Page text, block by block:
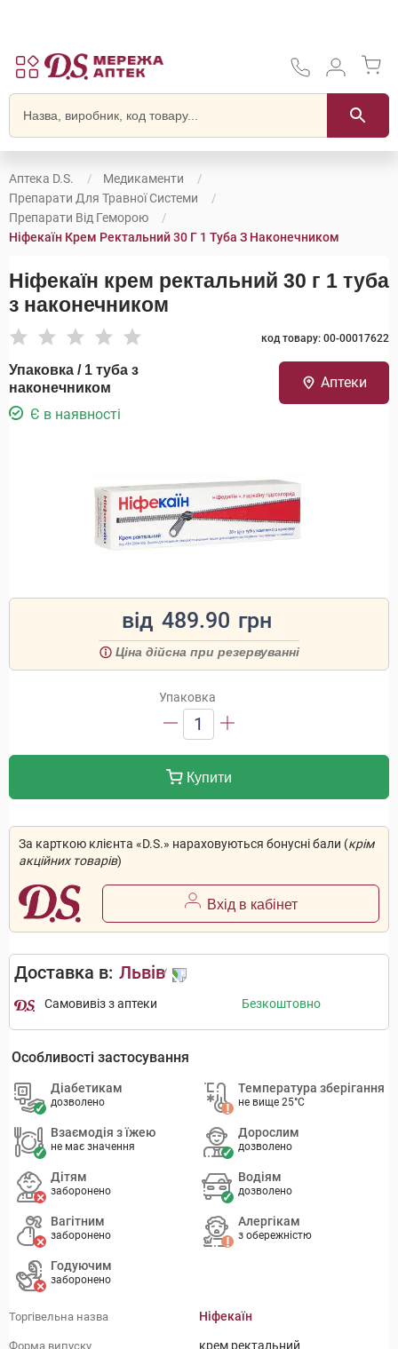
Аптека D.S.
Медикаменти
Препарати Для Травної Системи
Препарати Від Геморою
Ніфекаїн Крем Ректальний 30 Г 1 Туба З Наконечником
Ніфекаїн крем ректальний 30 г 1 туба
з наконечником
код товару: 00-00017622
Упаковка / 1 туба з
наконечником
Є в наявності
Аптеки
від 489.90 грн
Ціна дійсна при резервуванні
Упаковка
1
Купити
За карткою клієнта «D.S.» нараховуються бонусні бали (крім
акційних товарів)
Вхід в кабінет
Доставка в: Львів
Самовивіз з аптеки Безкоштовно
Особливості застосування
Діабетикам
дозволено
Температура зберігання
не вище 25°C
Взаємодія з їжею
не має значення
Дорослим
дозволено
Дітям
заборонено
Водіям
дозволено
Вагітним
заборонено
Алергікам
з обережністю
Годуючим
заборонено
Торгівельна назва Ніфекаїн
Форма випуску крем ректальний